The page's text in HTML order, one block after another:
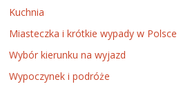
Kuchnia
Miasteczka i krótkie wypady w Polsce
Wybór kierunku na wyjazd
Wypoczynek i podróże